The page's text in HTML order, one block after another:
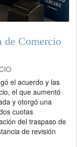
de Comercio
el acuerdo y las
el que aumentó
y otorgó una
cuotas
del traspaso de
de revisión